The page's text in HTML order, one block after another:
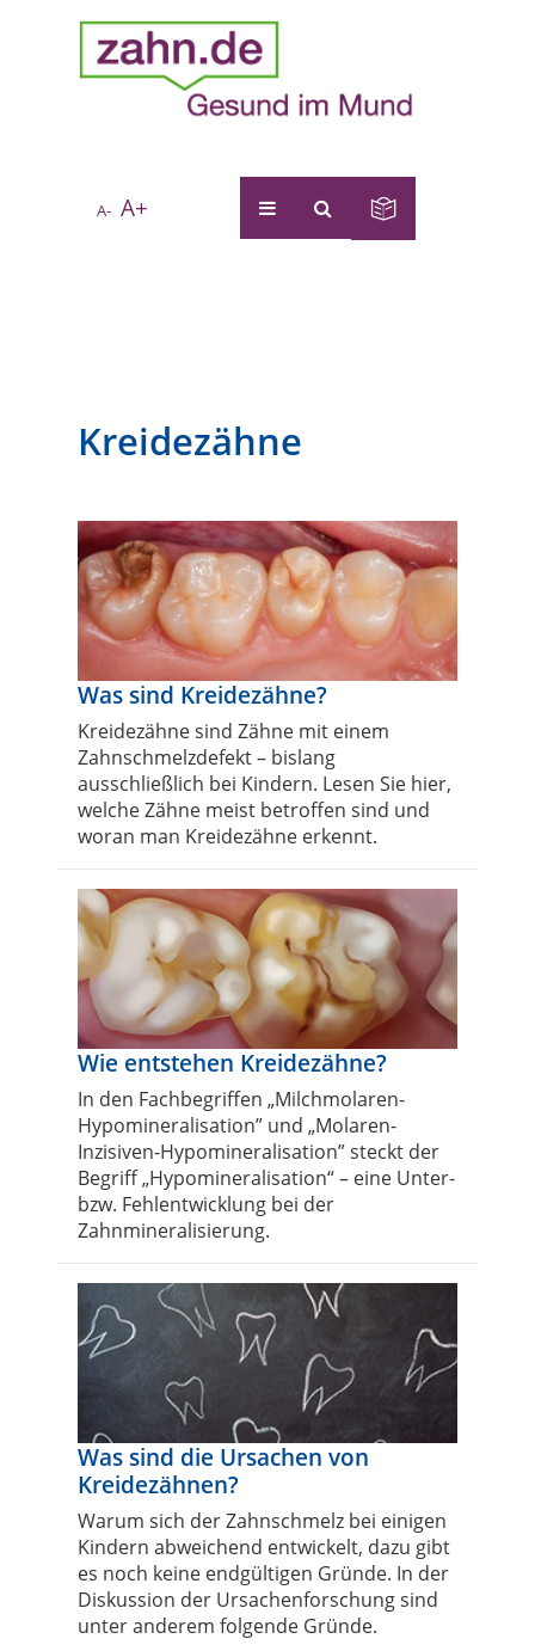
A- A+
Kreidezähne
Was sind Kreidezähne?
Kreidezähne sind Zähne mit einem
Zahnschmelzdefekt – bislang
ausschließlich bei Kindern. Lesen Sie hier,
welche Zähne meist betroffen sind und
woran man Kreidezähne erkennt.
Wie entstehen Kreidezähne?
In den Fachbegriffen „Milchmolaren-
Hypomineralisation” und „Molaren-
Inzisiven-Hypomineralisation” steckt der
Begriff „Hypomineralisation“ – eine Unter-
bzw. Fehlentwicklung bei der
Zahnmineralisierung.
Was sind die Ursachen von
Kreidezähnen?
Warum sich der Zahnschmelz bei einigen
Kindern abweichend entwickelt, dazu gibt
es noch keine endgültigen Gründe. In der
Diskussion der Ursachenforschung sind
unter anderem folgende Gründe.